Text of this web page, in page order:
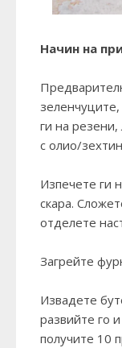
Начин на
ги на резени,
с олио/
Изпечете ги
скара.
отделете
Загрейте
Извадете
развийте го
получите 10